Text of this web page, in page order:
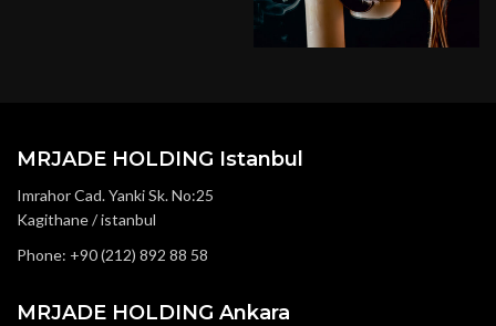
MRJADE HOLDING Istanbul
Imrahor Cad. Yanki Sk. No:25
Kagithane / istanbul
Phone: +90 (212) 892 88 58
MRJADE HOLDING Ankara